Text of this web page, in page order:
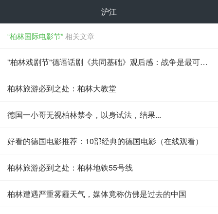
沪江
“柏林国际电影节”相关文章
"柏林戏剧节"德语话剧《共同基础》观后感：战争是最可怕的敌人
柏林旅游必到之处：柏林大教堂
德国一小哥无视柏林禁令，以身试法，结果...
好看的德国电影推荐：10部经典的德国电影（在线观看）
柏林旅游必到之处：柏林地铁55号线
柏林遭遇严重雾霾天气，媒体竟称仿佛是过去的中国